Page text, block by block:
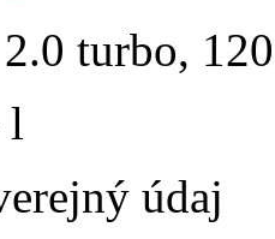
turbo,
l
údaj